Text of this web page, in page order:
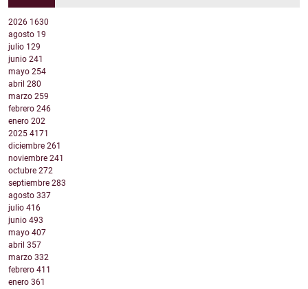
2026 1630
agosto 19
julio 129
junio 241
mayo 254
abril 280
marzo 259
febrero 246
enero 202
2025 4171
diciembre 261
noviembre 241
octubre 272
septiembre 283
agosto 337
julio 416
junio 493
mayo 407
abril 357
marzo 332
febrero 411
enero 361